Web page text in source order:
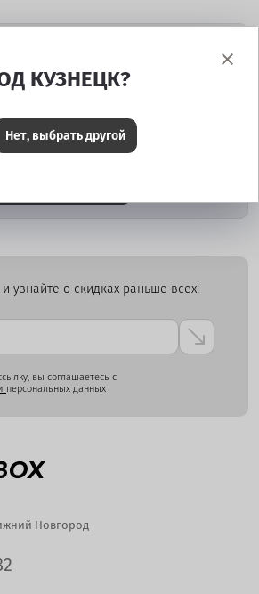
искали? Позвоните нам, и мы
поможем
узнайте о скидках раньше всех!
вы соглашаетесь с
персональных данных
Новгород
КУЗНЕЦК?
Нет, выбрать другой